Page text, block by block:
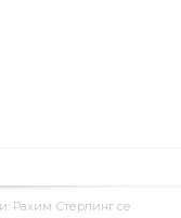
50 милиони евра
со Ливерпул
Рахим Стерлинг се